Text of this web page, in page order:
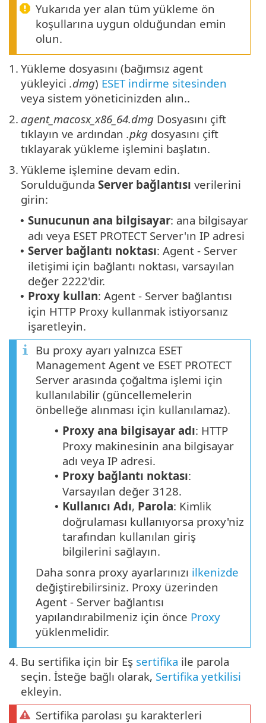
Yukarıda yer alan tüm yükleme ön
koşullarına uygun olduğundan emin
olun.
1. Yükleme dosyasını (bağımsız agent
yükleyici .dmg) ESET indirme sitesinden
veya sistem yöneticinizden alın..
2. agent_macosx_x86_64.dmg Dosyasını çift
tıklayın ve ardından .pkg dosyasını çift
tıklayarak yükleme işlemini başlatın.
3. Yükleme işlemine devam edin.
Sorulduğunda Server bağlantısı verilerini
girin:
• Sunucunun ana bilgisayar: ana bilgisayar
adı veya ESET PROTECT Server'ın IP adresi
• Server bağlantı noktası: Agent - Server
iletişimi için bağlantı noktası, varsayılan
değer 2222'dir.
• Proxy kullan: Agent - Server bağlantısı
için HTTP Proxy kullanmak istiyorsanız
işaretleyin.
Bu proxy ayarı yalnızca ESET
Management Agent ve ESET PROTECT
Server arasında çoğaltma işlemi için
kullanılabilir (güncellemelerin
önbelleğe alınması için kullanılamaz).
• Proxy ana bilgisayar adı: HTTP
Proxy makinesinin ana bilgisayar
adı veya IP adresi.
• Proxy bağlantı noktası:
Varsayılan değer 3128.
• Kullanıcı Adı, Parola: Kimlik
doğrulaması kullanıyorsa proxy'niz
tarafından kullanılan giriş
bilgilerini sağlayın.
Daha sonra proxy ayarlarınızı ilkenizde
değiştirebilirsiniz. Proxy üzerinden
Agent - Server bağlantısı
yapılandırabilmeniz için önce Proxy
yüklenmelidir.
4. Bu sertifika için bir Eş sertifika ile parola
seçin. İsteğe bağlı olarak, Sertifika yetkilisi
ekleyin.
Sertifika parolası şu karakterleri